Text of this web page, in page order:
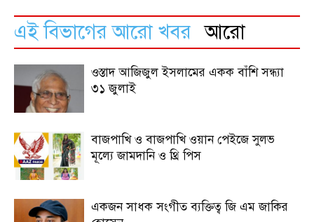
এই বিভাগের আরো খবর আরো
ওস্তাদ আজিজুল ইসলামের একক বাঁশি সন্ধ্যা
৩১ জুলাই
বাজপাখি ও বাজপাখি ওয়ান পেইজে সুলভ
মূল্যে জামদানি ও থ্রি পিস
একজন সাধক সংগীত ব্যক্তিত্ব জি এম জাকির